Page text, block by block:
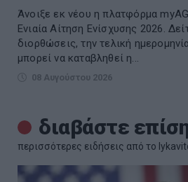
Άνοιξε εκ νέου η πλατφόρμα
Ενιαία Αίτηση Ενίσχυσης 2026.
διορθώσεις, την τελική
μπορεί να καταβληθεί η...
08 Αυγούστου 2026
διαβάστε
περισσότερες ειδήσεις από το